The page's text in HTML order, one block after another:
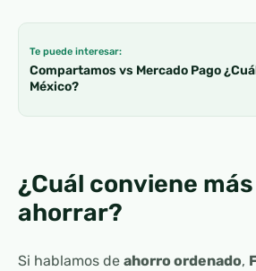
Te puede interesar:
Compartamos vs Mercado Pago
México?
¿Cuál conviene
ahorrar?
Si hablamos de ahorro ordenado,